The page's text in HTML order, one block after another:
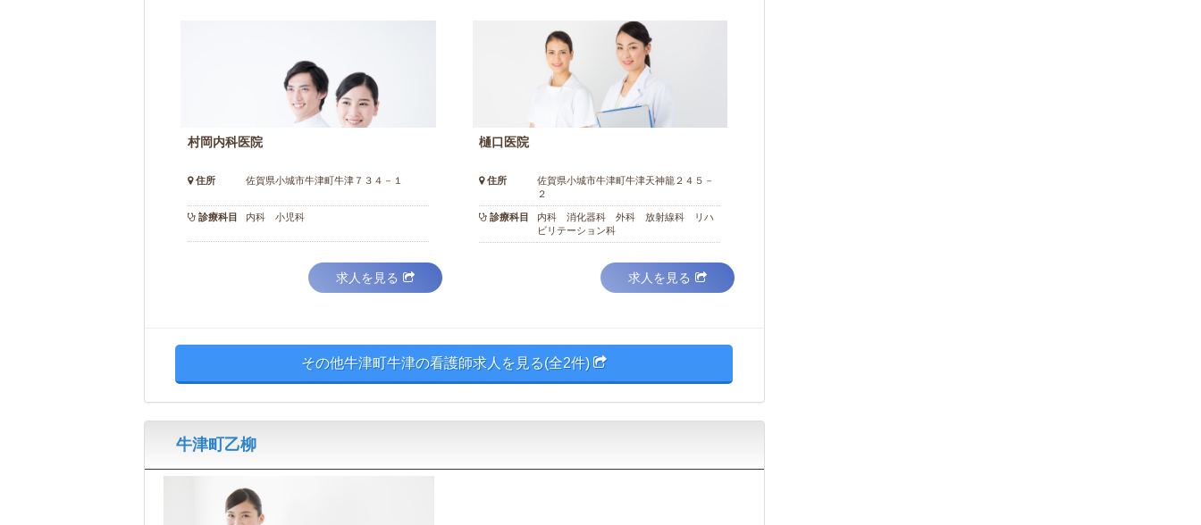
村岡内科医院
住所 佐賀県小城市牛津町牛津７３４－１
診療科目 内科 小児科
求人を見る
樋口医院
住所
佐賀県小城市牛津町牛津天神籠２４５－
２
診療科目
内科 消化器科 外科 放射線科 リハ
ビリテーション科
求人を見る
その他牛津町牛津の看護師求人を見る(全2件)
牛津町乙柳